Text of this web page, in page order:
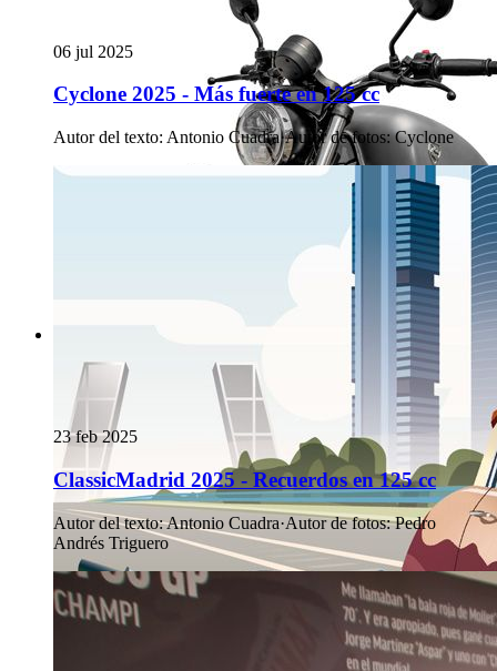
06 jul 2025
Cyclone 2025 - Más fuerte en 125 cc
Autor del texto: Antonio Cuadra·Autor de fotos: Cyclone
23 feb 2025
ClassicMadrid 2025 - Recuerdos en 125 cc
Autor del texto:Antonio Cuadra·Autor de fotos: Pedro
Andrés Triguero